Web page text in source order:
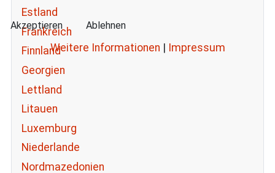
Estland
Frankreich
Finnland
Georgien
Lettland
Litauen
Luxemburg
Niederlande
Nordmazedonien
Akzeptieren Ablehnen
Weitere Informationen Impressum